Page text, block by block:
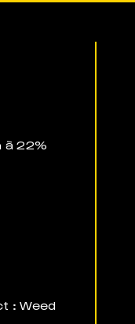
à 22%
: Weed